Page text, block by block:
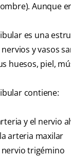
Aunque
es una
y vasos
huesos, piel,
contiene:
y el nervio
arteria maxilar
nervio trigémino